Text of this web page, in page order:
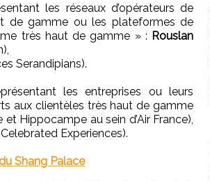
les réseaux d’opérateurs de
de gamme ou les plateformes de
très haut de gamme » : Rouslan
Serandipians).
les entreprises ou leurs
aux clientèles très haut de gamme
Hippocampe au sein d’Air France),
Experiences).
Shang Palace